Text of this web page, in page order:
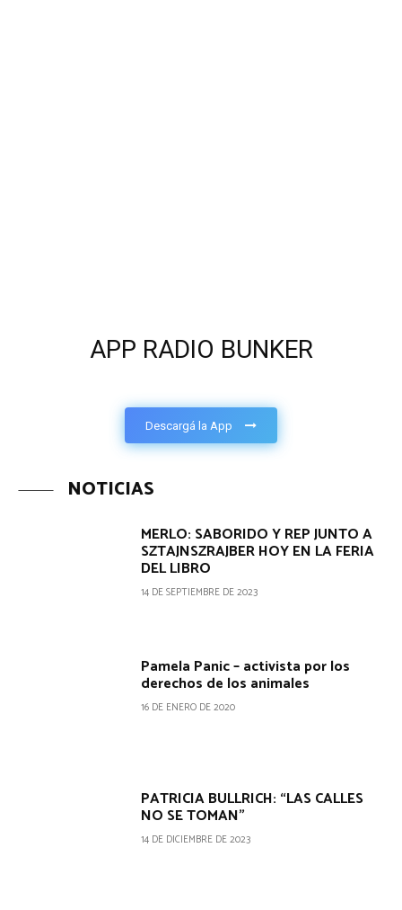
APP RADIO BUNKER
Descargá la App
NOTICIAS
MERLO: SABORIDO Y REP JUNTO A
SZTAJNSZRAJBER HOY EN LA FERIA
DEL LIBRO
14 DE SEPTIEMBRE DE 2023
Pamela Panic – activista por los
derechos de los animales
16 DE ENERO DE 2020
PATRICIA BULLRICH: “LAS CALLES
NO SE TOMAN”
14 DE DICIEMBRE DE 2023